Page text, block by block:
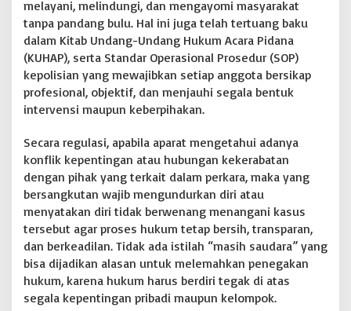
melayani, melindungi, dan mengayomi masyarakat
tanpa pandang bulu. Hal ini juga telah tertuang baku
dalam Kitab Undang-Undang Hukum Acara Pidana
(KUHAP), serta Standar Operasional Prosedur (SOP)
kepolisian yang mewajibkan setiap anggota bersikap
profesional, objektif, dan menjauhi segala bentuk
intervensi maupun keberpihakan.
Secara regulasi, apabila aparat mengetahui adanya
konflik kepentingan atau hubungan kekerabatan
dengan pihak yang terkait dalam perkara, maka yang
bersangkutan wajib mengundurkan diri atau
menyatakan diri tidak berwenang menangani kasus
tersebut agar proses hukum tetap bersih, transparan,
dan berkeadilan. Tidak ada istilah “masih saudara” yang
bisa dijadikan alasan untuk melemahkan penegakan
hukum, karena hukum harus berdiri tegak di atas
segala kepentingan pribadi maupun kelompok.